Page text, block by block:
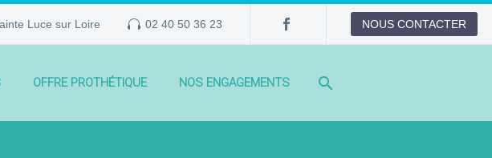
Luce sur Loire 02 40 50 36 23 NOUS CONTACTER
OFFRE PROTHÉTIQUE NOS ENGAGEMENTS